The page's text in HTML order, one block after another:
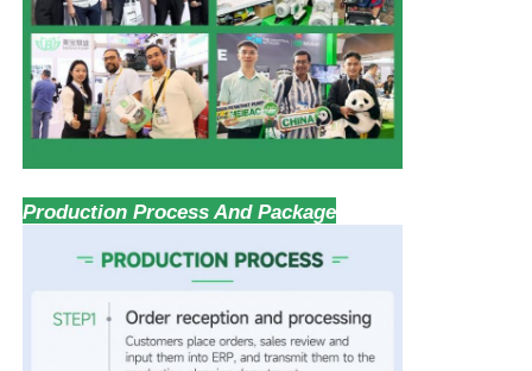
Production Process And Package